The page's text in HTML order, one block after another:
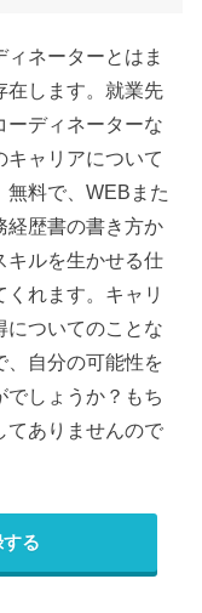
ネーターとはま
在します。就業先
ーディネーターな
キャリアについて
無料で、WEBまた
経歴書の書き方か
キルを生かせる仕
れます。キャリ
についてのことな
、自分の可能性を
でしょうか？もち
てありませんので
る